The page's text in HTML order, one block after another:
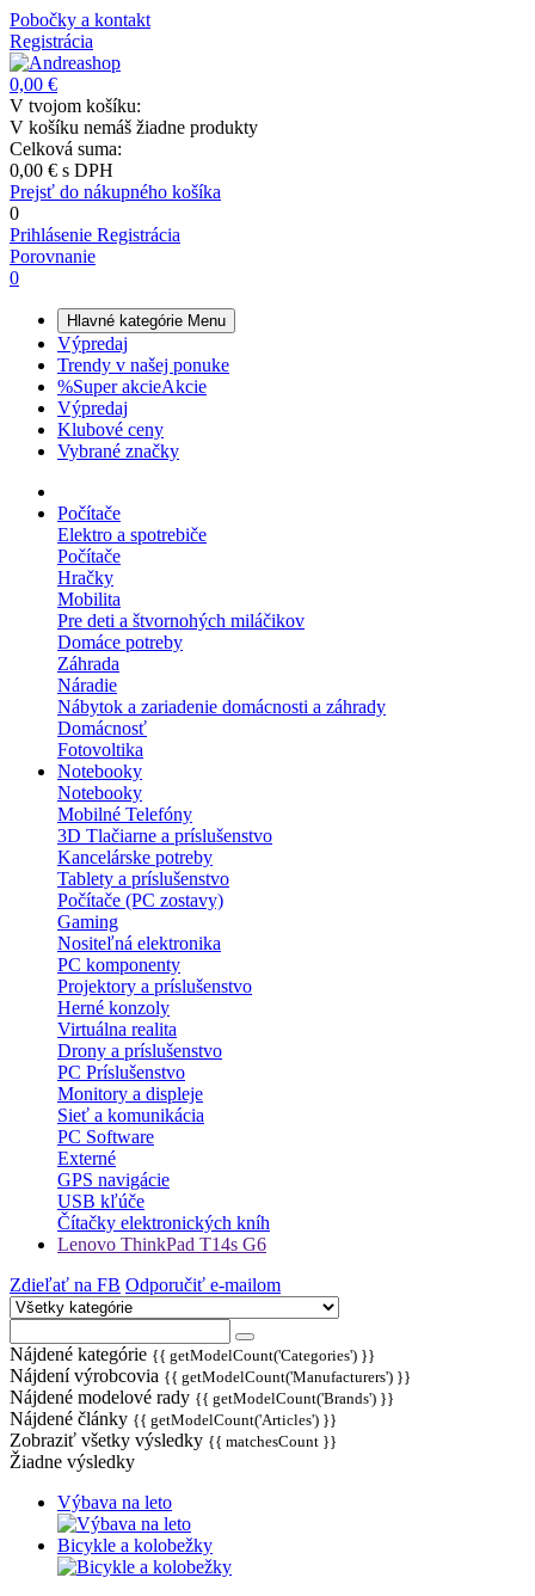
Pobočky a kontakt
Registrácia
0,00 €
V tvojom košíku:
V košíku nemáš žiadne produkty
Celková suma:
0,00 € s DPH
Prejsť do nákupného košíka
0
Prihlásenie Registrácia
Porovnanie
0
Hlavné kategórie Menu
Výpredaj
Trendy v našej ponuke
%Super akcieAkcie
Výpredaj
Klubové ceny
Vybrané značky
Počítače
Elektro a spotrebiče
Počítače
Hračky
Mobilita
Pre deti a štvornohých miláčikov
Domáce potreby
Záhrada
Náradie
Nábytok a zariadenie domácnosti a záhrady
Domácnosť
Fotovoltika
Notebooky
Notebooky
Mobilné Telefóny
3D Tlačiarne a príslušenstvo
Kancelárske potreby
Tablety a príslušenstvo
Počítače (PC zostavy)
Gaming
Nositeľná elektronika
PC komponenty
Projektory a príslušenstvo
Herné konzoly
Virtuálna realita
Drony a príslušenstvo
PC Príslušenstvo
Monitory a displeje
Sieť a komunikácia
PC Software
Externé
GPS navigácie
USB kľúče
Čítačky elektronických kníh
Lenovo ThinkPad T14s G6
Zdieľať na FB Odporučiť e-mailom
Nájdené kategórie {{ getModelCount('Categories') }}
Nájdení výrobcovia {{ getModelCount('Manufacturers') }}
Nájdené modelové rady {{ getModelCount('Brands') }}
Nájdené články {{ getModelCount('Articles') }}
Zobraziť všetky výsledky {{ matchesCount }}
Žiadne výsledky
Výbava na leto
Bicykle a kolobežky